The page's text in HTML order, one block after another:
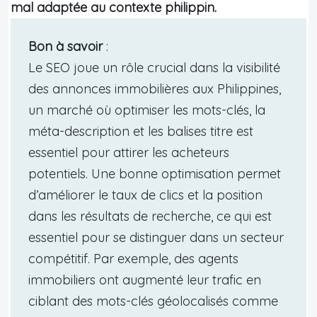
mal adaptée au contexte philippin.
Bon à savoir:
Le SEO joue un rôle crucial dans la visibilité
des annonces immobilières aux Philippines,
un marché où optimiser les mots-clés, la
méta-description et les balises titre est
essentiel pour attirer les acheteurs
potentiels. Une bonne optimisation permet
d’améliorer le taux de clics et la position
dans les résultats de recherche, ce qui est
essentiel pour se distinguer dans un secteur
compétitif. Par exemple, des agents
immobiliers ont augmenté leur trafic en
ciblant des mots-clés géolocalisés comme